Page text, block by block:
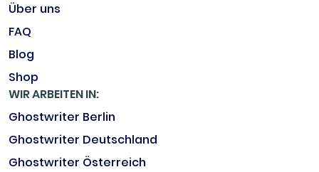
Über uns
FAQ
Blog
Shop
WIR ARBEITEN IN:
Ghostwriter Berlin
Ghostwriter Deutschland
Ghostwriter Österreich